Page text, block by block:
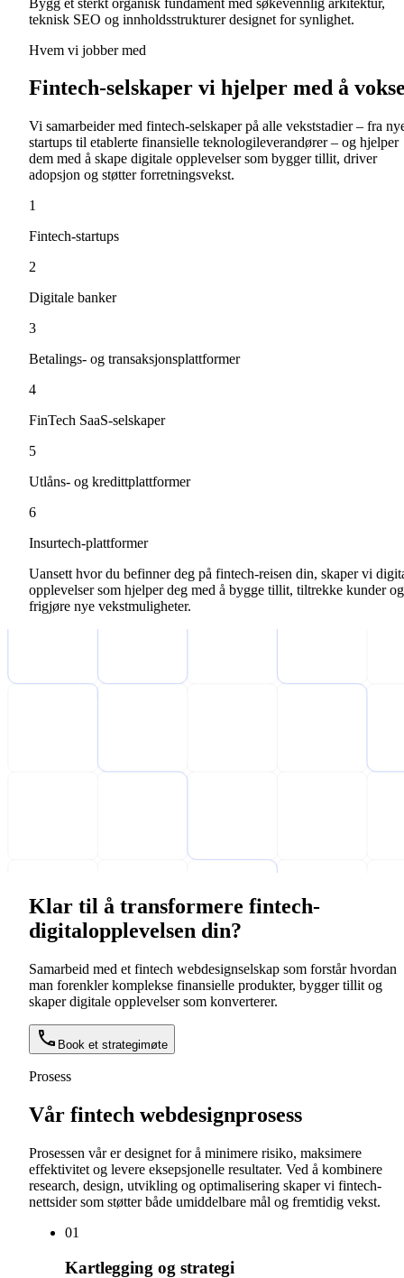
teknisk SEO og innholdsstrukturer designet for synlighet.
Hvem vi jobber med
Fintech-selskaper vi hjelper med å
Vi samarbeider med fintech-selskaper på alle vekststadier – fra
startups til etablerte finansielle teknologileverandører – og hjelper
dem med å skape digitale opplevelser som bygger tillit, driver
adopsjon og støtter forretningsvekst.
1
Fintech-startups
2
Digitale banker
3
Betalings- og transaksjonsplattformer
4
FinTech SaaS-selskaper
5
Utlåns- og kredittplattformer
6
Insurtech-plattformer
Uansett hvor du befinner deg på fintech-reisen din, skaper vi
opplevelser som hjelper deg med å bygge tillit, tiltrekke kunder og
frigjøre nye vekstmuligheter.
Klar til å transformere fintech-
digitalopplevelsen din?
Samarbeid med et fintech webdesignselskap som forstår hvordan
man forenkler komplekse finansielle produkter, bygger tillit og
skaper digitale opplevelser som konverterer.
Book et strategimøte
Prosess
Vår fintech webdesignprosess
Prosessen vår er designet for å minimere risiko, maksimere
effektivitet og levere eksepsjonelle resultater. Ved å kombinere
research, design, utvikling og optimalisering skaper vi fintech-
nettsider som støtter både umiddelbare mål og fremtidig vekst.
01
Kartlegging og strategi